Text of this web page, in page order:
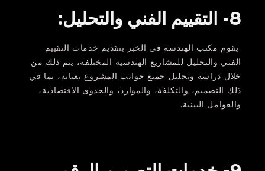
8- التقييم الفني والتحليل:
يقوم مكتب الهندسة في الخبر بتقديم خدمات التقييم
الفني والتحليل للمشاريع الهندسية المختلفة، يتم ذلك من
خلال دراسة وتحليل جميع جوانب المشروع بعناية، بما في
ذلك التصميم، والتكلفة، والموارد، والجدوى الاقتصادية،
والعوامل البيئية.